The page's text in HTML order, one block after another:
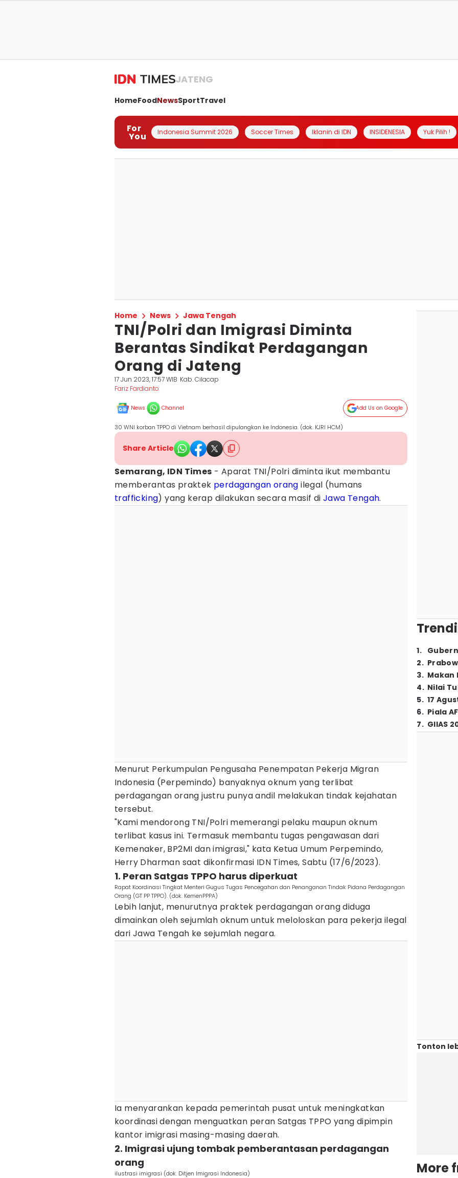
JATENG
HomeFoodNewsSportTravel
For
You Indonesia Summit 2026 Soccer Times Iklanin di IDN INSIDENESIA Yuk Pilih !
Home News Jawa Tengah
TNI/Polri dan Imigrasi Diminta
Berantas Sindikat Perdagangan
Orang di Jateng
17 Jun 2023, 17:57 WIB Kab. Cilacap
Fariz Fardianto
News Channel Add Us on Google
30 WNI korban TPPO di Vietnam berhasil dipulangkan ke Indonesia. (dok. KJRI HCM)
Share Article
Semarang, IDN Times - Aparat TNI/Polri diminta ikut membantu
memberantas praktek perdagangan orang ilegal (humans
trafficking) yang kerap dilakukan secara masif diJawa Tengah.
Menurut Perkumpulan Pengusaha Penempatan Pekerja Migran
Indonesia (Perpemindo) banyaknya oknum yang terlibat
perdagangan orang justru punya andil melakukan tindak kejahatan
tersebut.
"Kami mendorong TNI/Polri memerangi pelaku maupun oknum
terlibat kasus ini. Termasuk membantu tugas pengawasan dari
Kemenaker, BP2MI dan imigrasi," kata Ketua Umum Perpemindo,
Herry Dharman saat dikonfirmasi IDN Times, Sabtu (17/6/2023).
1. Peran Satgas TPPO harus diperkuat
Rapat Koordinasi Tingkat Menteri Gugus Tugas Pencegahan dan Penanganan Tindak Pidana Perdagangan
Orang (GT PP TPPO). (dok. KemenPPPA)
Lebih lanjut, menurutnya praktek perdagangan orang diduga
dimainkan oleh sejumlah oknum untuk meloloskan para pekerja ilegal
dari Jawa Tengah ke sejumlah negara.
Ia menyarankan kepada pemerintah pusat untuk meningkatkan
koordinasi dengan menguatkan peran Satgas TPPO yang dipimpin
kantor imigrasi masing-masing daerah.
2. Imigrasi ujung tombak pemberantasan perdagangan
orang
ilustrasi imigrasi (dok. Ditjen Imigrasi Indonesia)
1.
2.
3. Makan
4. Nilai
5. 17
6. Piala
7. GIIAS
Tonton
More